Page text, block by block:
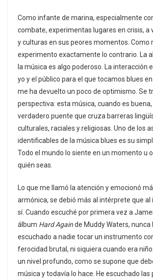
Como infante de marina, especialmente
combate, experimentas lugares en crisis, a
y culturas en sus peores momentos. Como
experimento exactamente lo contrario. La
la música es algo poderoso. La interacción
yo y el público para el que tocamos blues
me ha devuelto un poco de optimismo. Se
perspectiva: esta música, cuando es buena,
verdadero puente que cruza barreras
culturales, raciales y religiosas. Uno de los
identificables de la música blues es su
Todo el mundo lo siente en un momento u
quién seas.
Lo que me llamó la atención y emocionó
armónica, se debió más al intérprete que
sí. Cuando escuché por primera vez a
álbum Hard Againde Muddy Waters, nunca
escuchado a nadie tocar un instrumento
ferocidad brutal, ni siquiera cuando era
un nivel profundo, como se supone que
música y todavía lo hace. He escuchado las